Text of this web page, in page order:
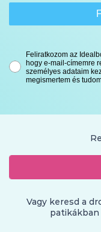
Feliratkozom az
hogy e-mail-címemre
személyes adataim
megismertem és
Vagy keresd a